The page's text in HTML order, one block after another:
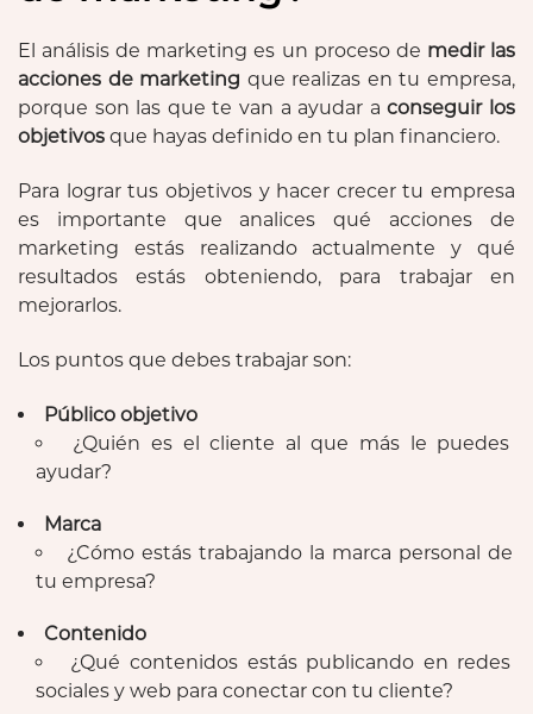
El análisis de marketing es un proceso de medir las
acciones de marketing que realizas en tu empresa,
porque son las que te van a ayudar aconseguir los
objetivos que hayas definido en tu plan financiero.
Para lograr tus objetivos y hacer crecer tu empresa
es importante que analices qué acciones de
marketing estás realizando actualmente y qué
resultados estás obteniendo, para trabajar en
mejorarlos.
Los puntos que debes trabajar son:
Público objetivo
¿Quién es el cliente al que más le puedes
ayudar?
Marca
¿Cómo estás trabajando la marca personal de
tu empresa?
Contenido
¿Qué contenidos estás publicando en redes
sociales y web para conectar con tu cliente?